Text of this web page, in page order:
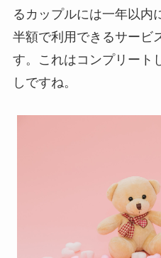
るカップルには一年以内
半額で利用できるサービ
す。これはコンプリート
しですね。